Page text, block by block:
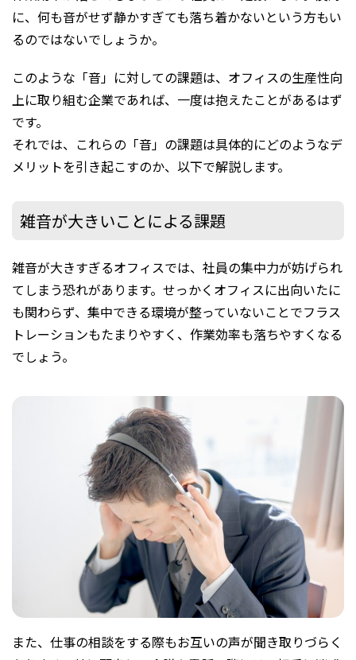
に、何も音がせず静かすぎても落ち着かないという方もい
るのではないでしょうか。
このような「音」に対しての課題は、オフィスの生産性向
上に取り組む企業であれば、一度は抱えたことがあるはず
です。
それでは、これらの「音」の課題は具体的にどのようなデ
メリットを引き起こすのか、以下で解説します。
雑音が大きいことによる課題
雑音が大きすぎるオフィスでは、社員の集中力が妨げられ
てしまう恐れがあります。せっかくオフィスに出向いたに
も関わらず、集中できる環境が整っていないことでフラス
トレーションもたまりやすく、作業効率も落ちやすくなる
でしょう。
また、仕事の相談をする際もお互いの声が聞き取りづらく